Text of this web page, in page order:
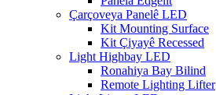
Çarçoveya Panelê LED
Kit Mounting Surface
Kit Çiyayê Recessed
Light Highbay LED
Ronahiya Bay Bilind
Remote Lighting Lifter